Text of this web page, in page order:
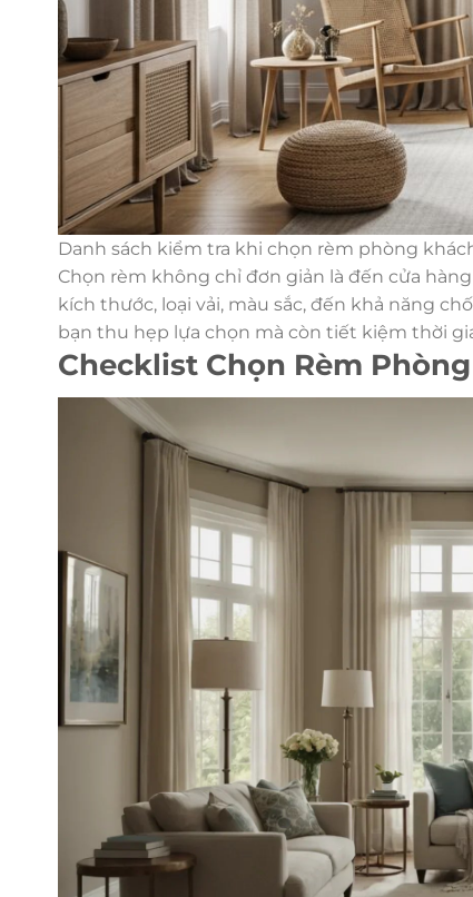
Danh sách kiểm tra khi chọn rèm phòng
Chọn rèm không chỉ đơn giản là đến cửa
kích thước, loại vải, màu sắc, đến khả năng
bạn thu hẹp lựa chọn mà còn tiết kiệm thời
Checklist Chọn Rèm